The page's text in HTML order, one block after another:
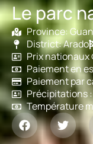
Le parc
Province:
District: Arado
Prix nationaux
Paiement en
Paiement par
Précipitations
Température